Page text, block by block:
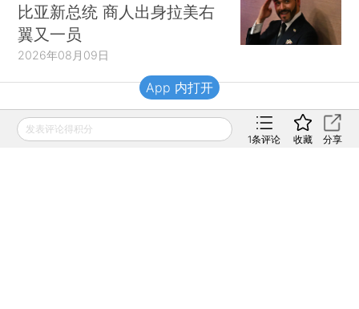
比亚新总统 商人出身拉美右
翼又一员
2026年08月09日
财新移动
发表评论得积分
1条评论 收藏 分享
App 内打开